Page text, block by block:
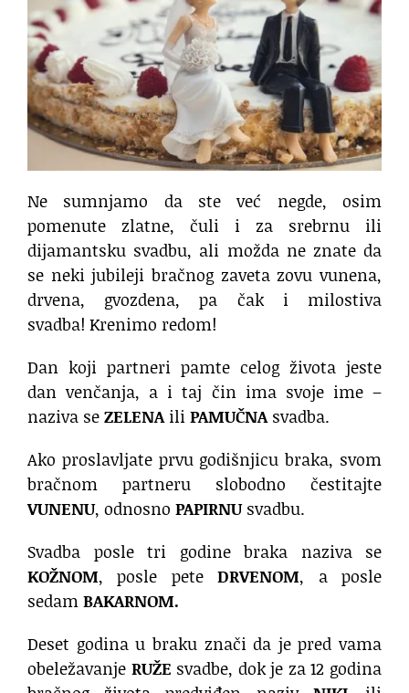
Ne sumnjamo da ste već negde, osim
pomenute zlatne, čuli i za srebrnu ili
dijamantsku svadbu, ali možda ne znate da
se neki jubileji bračnog zaveta zovu vunena,
drvena, gvozdena, pa čak i milostiva
svadba! Krenimo redom!
Dan koji partneri pamte celog života jeste
dan venčanja, a i taj čin ima svoje ime –
naziva seZELENAiliPAMUČNAsvadba.
Ako proslavljate prvu godišnjicu braka, svom
bračnom partneru slobodno čestitajte
VUNENU, odnosno PAPIRNUsvadbu.
Svadba posle tri godine braka naziva se
KOŽNOM, posle peteDRVENOM, a posle
sedamBAKARNOM.
Deset godina u braku znači da je pred vama
obeležavanje RUŽE svadbe, dok je za 12 godina